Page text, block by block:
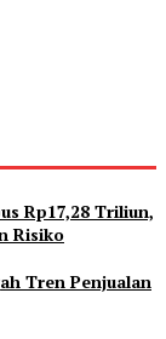
Rp17,28 Triliun,
Risiko
Tren Penjualan